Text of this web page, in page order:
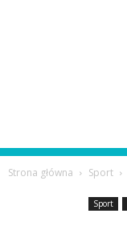
Strona główna Sport
Sport